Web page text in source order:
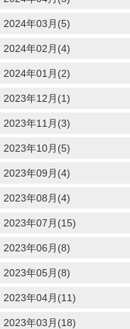
2024年03月(5)
2024年02月(4)
2024年01月(2)
2023年12月(1)
2023年11月(3)
2023年10月(5)
2023年09月(4)
2023年08月(4)
2023年07月(15)
2023年06月(8)
2023年05月(8)
2023年04月(11)
2023年03月(18)